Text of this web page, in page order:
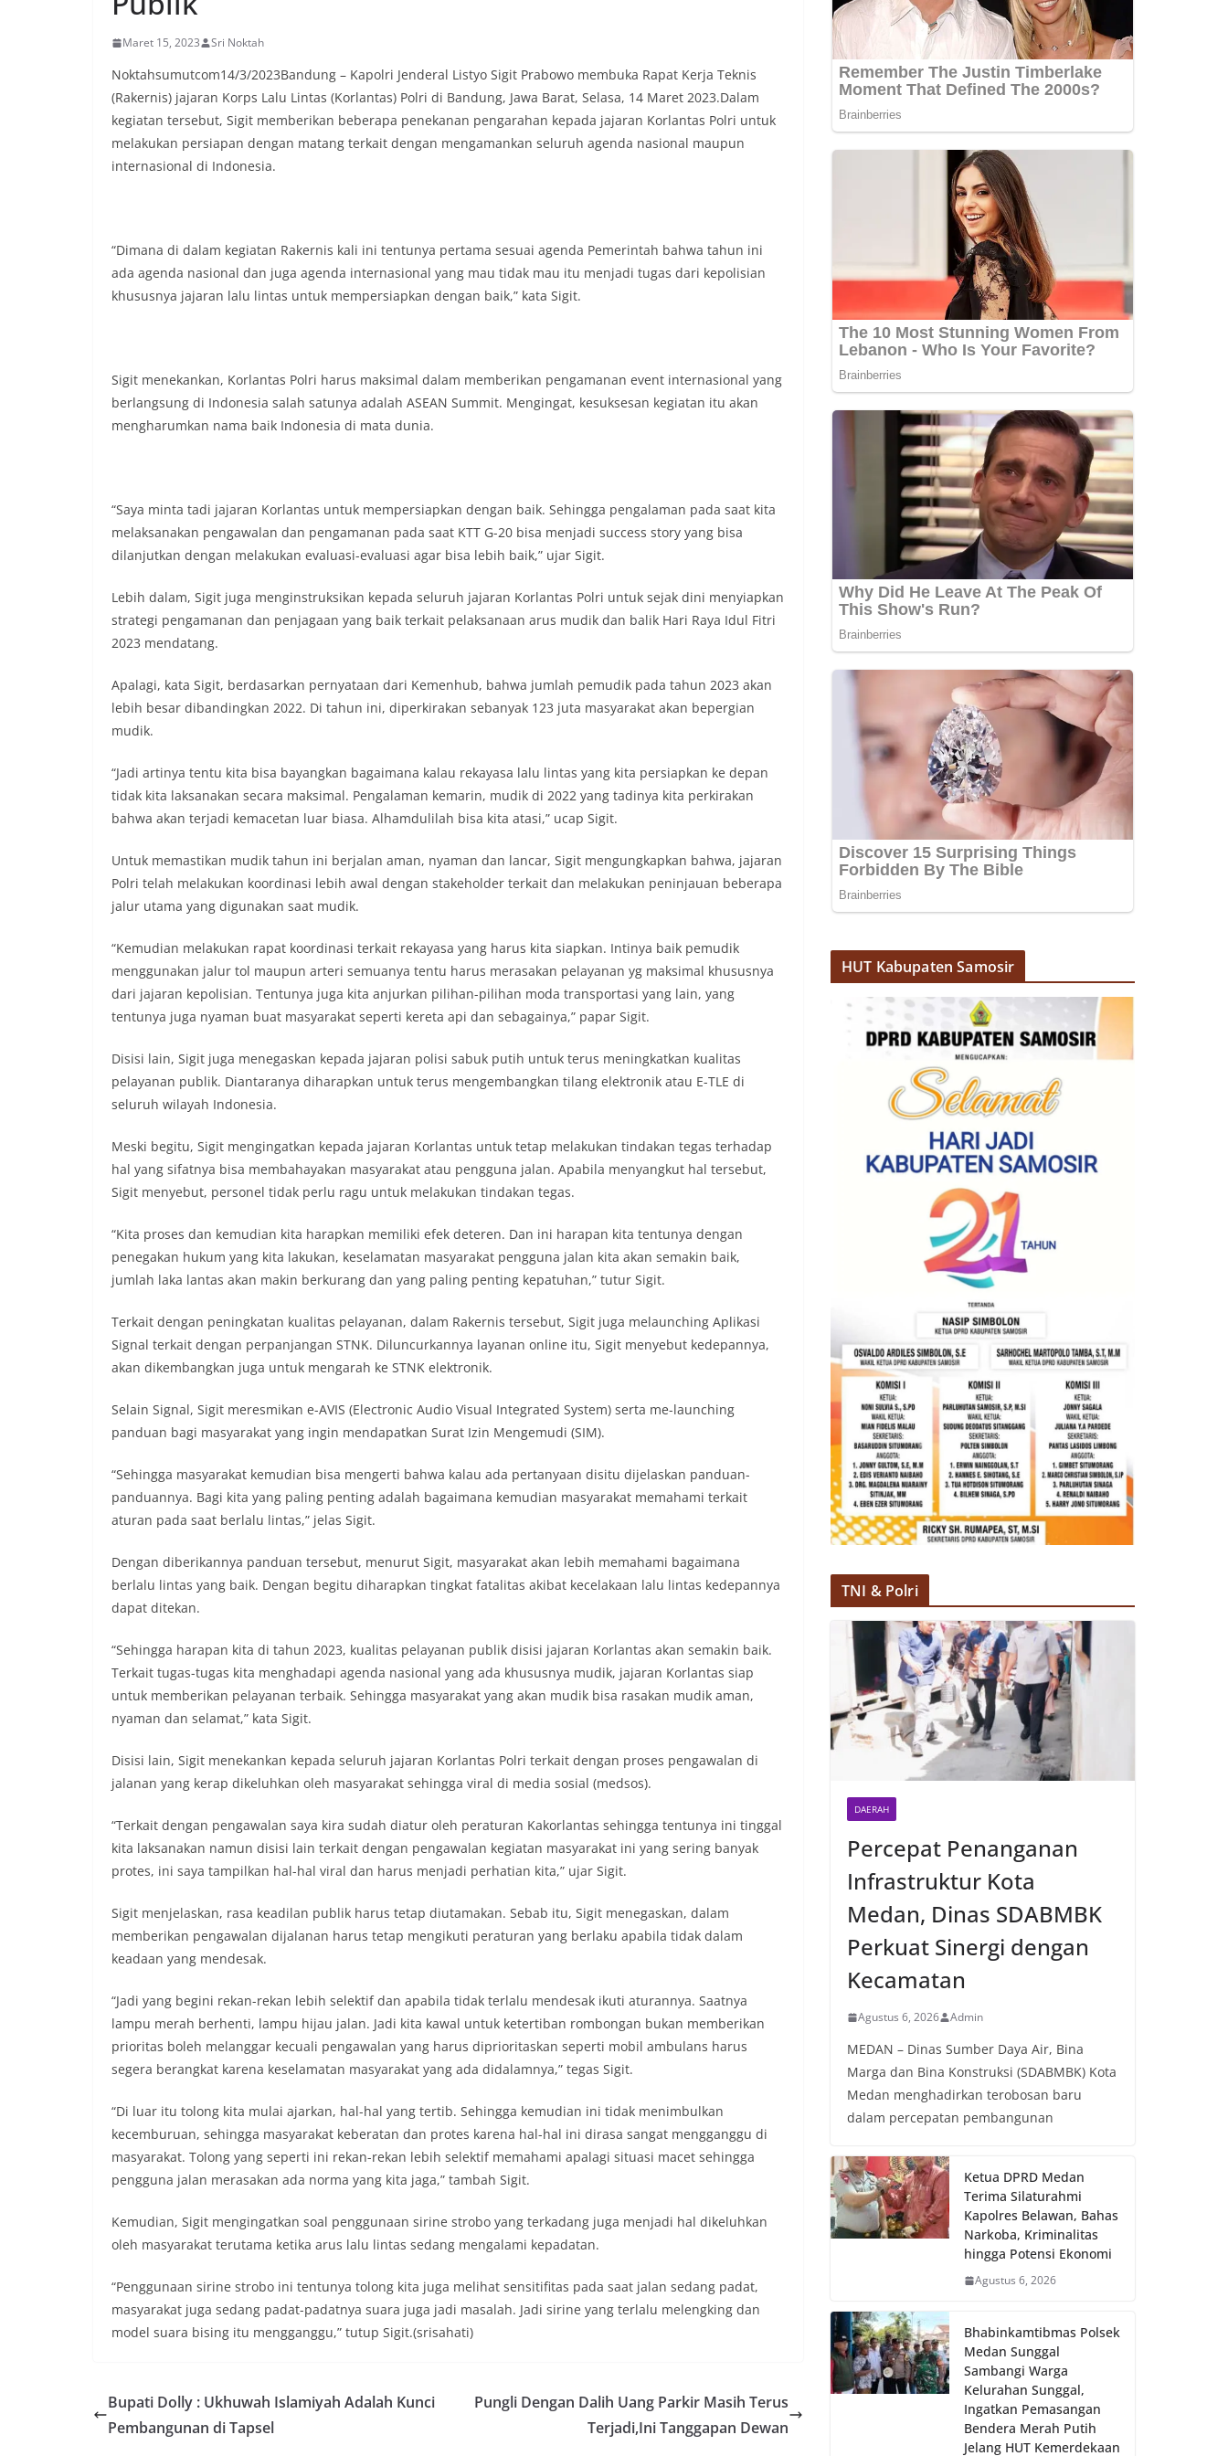
dalam kegiatan sambang ini adalah imbauan kepada
warga untuk memasang bendera Merah Putih secara
penuh, bukan setengah tiang, sebagai bentuk
penghormatan dan rasa cinta tanah air menjelang
perayaan HUT Kemerdekaan RI. Petugas mengingatkan
depan rumah masing-masing secara penuh. Ini adalah
bentuk penghormatan kita bersama terhadap perjuangan
para pahlawan yang telah merebut kemerdekaan,” ujar
Aiptu Muliyadi Suraukur saat berdialog dengan warga.‎‎Ia
dikibarkan sebagai simbol kehormatan negara.‎‎‎Selain
menyampaikan imbauan terkait bendera, kegiatan
sambang DDS ini juga dimanfaatkan sebagai sarana
deteksi dini (early warning) guna mengantisipasi potensi
menghimpun informasi awal terkait situasi sosial, potensi
kerawanan, maupun hal-hal yang dapat mengganggu
kondusivitas wilayah, khususnya menjelang perayaan HUT
Kemerdekaan RI yang biasanya diwarnai dengan berbagai
ini, diharapkan potensi gangguan keamanan dapat
diantisipasi sejak awal sehingga situasi di Kelurahan
Sunggal tetap terjaga aman, tertib, dan kondusif hingga
Door to Door System ini merupakan salah satu bentuk
implementasi program Polri Presisi yang mengedepankan
penyampai informasi dan imbauan, tetapi juga sebagai
mitra masyarakat dalam menjaga keamanan lingkungan
secara bersama-sama.‎‎Kehadiran Bhabinkamtibmas di
mempererat hubungan kemitraan antara Polri dan
masyarakat, sekaligus membangun kesadaran kolektif
warga akan pentingnya menjaga keamanan, ketertiban,
dan kekompakan lingkungan, khususnya dalam
Republik Indonesia.‎Kegiatan sambang ini rencananya akan
terus dilaksanakan secara rutin oleh Bhabinkamtibmas di
wilayah Kelurahan Sunggal sebagai bagian dari upaya
menciptakan situasi Kamtibmas yang aman dan kondusif,
sekaligus menumbuhkan semangat nasionalisme warga
Bhabinkamtibmas Polsek Medan Sunggal Sambangi Warga
Kelurahan Sunggal, Ingatkan Pemasangan Bendera Merah
Putih Jelang HUT Kemerdekaan RI‎‎Medan, 5 Agustus 2026
Bhabinkamtibmas Kelurahan Sunggal, Aiptu Muliyadi
Suraukur, melaksanakan kegiatan sambang Door to Door
System (DDS) kepada warga di wilayah Kelurahan Sunggal,
Kecamatan Medan Sunggal, pada Rabu
09.00 WIB hingga selesai, menyasar rumah-rumah warga
di beberapa lingkungan yang ada di kelurahan
tersebut.‎Sambang Langsung ke Rumah Warga‎Dalam
kegiatan ini, Aiptu Muliyadi Suraukur mendatangi warga
silaturahmi sekaligus menyampaikan pesan-pesan
kamtibmas. Kehadiran petugas disambut baik oleh warga,
yang sebagian besar tengah bersiap menyambut
persiapan di lingkungan masing-masing.‎Dalam dialog yang
berlangsung akrab, Bhabinkamtibmas menyapa warga,
menanyakan kondisi keamanan dan kenyamanan
komunikasi dua arah agar warga dapat menyampaikan
keluhan maupun informasi terkait situasi kamtibmas di
sekitar mereka.‎‎‎Salah satu poin utama yang disampaikan
dalam kegiatan sambang ini adalah imbauan kepada
penuh, bukan setengah tiang, sebagai bentuk
penghormatan dan rasa cinta tanah air menjelang
memperingati hari bersejarah bangsa Indonesia.‎‎”Kami
mengimbau kepada seluruh warga agar mulai
mempersiapkan dan memasang bendera Merah Putih di
depan rumah masing-masing secara penuh. Ini adalah
bentuk penghormatan kita bersama terhadap perjuangan
Aiptu Muliyadi Suraukur saat berdialog dengan warga.‎‎Ia
juga menambahkan agar warga memperhatikan kondisi
dalam keadaan bersih, tidak sobek, dan layak untuk
dikibarkan sebagai simbol kehormatan negara.‎‎‎Selain
menyampaikan imbauan terkait bendera, kegiatan
sambang DDS ini juga dimanfaatkan sebagai sarana
gangguan keamanan dan ketertiban masyarakat
(Kamtibmas) di lingkungan tempat tinggal warga. Melalui
interaksi langsung tersebut, Bhabinkamtibmas dapat
kondusivitas wilayah, khususnya menjelang perayaan HUT
Kemerdekaan RI yang biasanya diwarnai dengan berbagai
kegiatan dan keramaian warga.‎‎Dengan adanya deteksi dini
ini, diharapkan potensi gangguan keamanan dapat
diantisipasi sejak awal sehingga situasi di Kelurahan
puncak perayaan HUT Kemerdekaan RI berlangsung.‎‎Wujud
Kedekatan Polri dengan Masyarakat‎Kegiatan sambang
Door to Door System ini merupakan salah satu bentuk
implementasi program Polri Presisi yang mengedepankan
kehadiran dan kedekatan personel Kepolisian dengan
Bhabinkamtibmas tidak hanya berperan sebagai
penyampai informasi dan imbauan, tetapi juga sebagai
secara bersama-sama.‎‎Kehadiran Bhabinkamtibmas di
tengah-tengah warga diharapkan dapat semakin
mempererat hubungan kemitraan antara Polri dan
masyarakat, sekaligus membangun kesadaran kolektif
Republik Indonesia.‎Kegiatan sambang ini rencananya akan
terus dilaksanakan secara rutin oleh Bhabinkamtibmas di
wilayah Kelurahan Sunggal sebagai bagian dari upaya
Maret 15, 2023 Sri Noktah
Noktahsumutcom14/3/2023Bandung – Kapolri Jenderal Listyo Sigit Prabowo membuka Rapat Kerja Teknis
(Rakernis) jajaran Korps Lalu Lintas (Korlantas) Polri di Bandung, Jawa Barat, Selasa, 14 Maret 2023.Dalam
kegiatan tersebut, Sigit memberikan beberapa penekanan pengarahan kepada jajaran Korlantas Polri untuk
melakukan persiapan dengan matang terkait dengan mengamankan seluruh agenda nasional maupun
internasional di Indonesia.
“Dimana di dalam kegiatan Rakernis kali ini tentunya pertama sesuai agenda Pemerintah bahwa tahun ini
ada agenda nasional dan juga agenda internasional yang mau tidak mau itu menjadi tugas dari kepolisian
khususnya jajaran lalu lintas untuk mempersiapkan dengan baik,” kata Sigit.
Sigit menekankan, Korlantas Polri harus maksimal dalam memberikan pengamanan event internasional yang
berlangsung di Indonesia salah satunya adalah ASEAN Summit. Mengingat, kesuksesan kegiatan itu akan
mengharumkan nama baik Indonesia di mata dunia.
“Saya minta tadi jajaran Korlantas untuk mempersiapkan dengan baik. Sehingga pengalaman pada saat kita
melaksanakan pengawalan dan pengamanan pada saat KTT G-20 bisa menjadi success story yang bisa
dilanjutkan dengan melakukan evaluasi-evaluasi agar bisa lebih baik,” ujar Sigit.
Lebih dalam, Sigit juga menginstruksikan kepada seluruh jajaran Korlantas Polri untuk sejak dini menyiapkan
strategi pengamanan dan penjagaan yang baik terkait pelaksanaan arus mudik dan balik Hari Raya Idul Fitri
2023 mendatang.
Apalagi, kata Sigit, berdasarkan pernyataan dari Kemenhub, bahwa jumlah pemudik pada tahun 2023 akan
lebih besar dibandingkan 2022. Di tahun ini, diperkirakan sebanyak 123 juta masyarakat akan bepergian
mudik.
“Jadi artinya tentu kita bisa bayangkan bagaimana kalau rekayasa lalu lintas yang kita persiapkan ke depan
tidak kita laksanakan secara maksimal. Pengalaman kemarin, mudik di 2022 yang tadinya kita perkirakan
bahwa akan terjadi kemacetan luar biasa. Alhamdulilah bisa kita atasi,” ucap Sigit.
Untuk memastikan mudik tahun ini berjalan aman, nyaman dan lancar, Sigit mengungkapkan bahwa, jajaran
Polri telah melakukan koordinasi lebih awal dengan stakeholder terkait dan melakukan peninjauan beberapa
jalur utama yang digunakan saat mudik.
“Kemudian melakukan rapat koordinasi terkait rekayasa yang harus kita siapkan. Intinya baik pemudik
menggunakan jalur tol maupun arteri semuanya tentu harus merasakan pelayanan yg maksimal khususnya
dari jajaran kepolisian. Tentunya juga kita anjurkan pilihan-pilihan moda transportasi yang lain, yang
tentunya juga nyaman buat masyarakat seperti kereta api dan sebagainya,” papar Sigit.
Disisi lain, Sigit juga menegaskan kepada jajaran polisi sabuk putih untuk terus meningkatkan kualitas
pelayanan publik. Diantaranya diharapkan untuk terus mengembangkan tilang elektronik atau E-TLE di
seluruh wilayah Indonesia.
Meski begitu, Sigit mengingatkan kepada jajaran Korlantas untuk tetap melakukan tindakan tegas terhadap
hal yang sifatnya bisa membahayakan masyarakat atau pengguna jalan. Apabila menyangkut hal tersebut,
Sigit menyebut, personel tidak perlu ragu untuk melakukan tindakan tegas.
“Kita proses dan kemudian kita harapkan memiliki efek deteren. Dan ini harapan kita tentunya dengan
penegakan hukum yang kita lakukan, keselamatan masyarakat pengguna jalan kita akan semakin baik,
jumlah laka lantas akan makin berkurang dan yang paling penting kepatuhan,” tutur Sigit.
Terkait dengan peningkatan kualitas pelayanan, dalam Rakernis tersebut, Sigit juga melaunching Aplikasi
Signal terkait dengan perpanjangan STNK. Diluncurkannya layanan online itu, Sigit menyebut kedepannya,
akan dikembangkan juga untuk mengarah ke STNK elektronik.
Selain Signal, Sigit meresmikan e-AVIS (Electronic Audio Visual Integrated System) serta me-launching
panduan bagi masyarakat yang ingin mendapatkan Surat Izin Mengemudi (SIM).
“Sehingga masyarakat kemudian bisa mengerti bahwa kalau ada pertanyaan disitu dijelaskan panduan-
panduannya. Bagi kita yang paling penting adalah bagaimana kemudian masyarakat memahami terkait
aturan pada saat berlalu lintas,” jelas Sigit.
Dengan diberikannya panduan tersebut, menurut Sigit, masyarakat akan lebih memahami bagaimana
berlalu lintas yang baik. Dengan begitu diharapkan tingkat fatalitas akibat kecelakaan lalu lintas kedepannya
dapat ditekan.
“Sehingga harapan kita di tahun 2023, kualitas pelayanan publik disisi jajaran Korlantas akan semakin baik.
Terkait tugas-tugas kita menghadapi agenda nasional yang ada khususnya mudik, jajaran Korlantas siap
untuk memberikan pelayanan terbaik. Sehingga masyarakat yang akan mudik bisa rasakan mudik aman,
nyaman dan selamat,” kata Sigit.
Disisi lain, Sigit menekankan kepada seluruh jajaran Korlantas Polri terkait dengan proses pengawalan di
jalanan yang kerap dikeluhkan oleh masyarakat sehingga viral di media sosial (medsos).
“Terkait dengan pengawalan saya kira sudah diatur oleh peraturan Kakorlantas sehingga tentunya ini tinggal
kita laksanakan namun disisi lain terkait dengan pengawalan kegiatan masyarakat ini yang sering banyak
protes, ini saya tampilkan hal-hal viral dan harus menjadi perhatian kita,” ujar Sigit.
Sigit menjelaskan, rasa keadilan publik harus tetap diutamakan. Sebab itu, Sigit menegaskan, dalam
memberikan pengawalan dijalanan harus tetap mengikuti peraturan yang berlaku apabila tidak dalam
keadaan yang mendesak.
“Jadi yang begini rekan-rekan lebih selektif dan apabila tidak terlalu mendesak ikuti aturannya. Saatnya
lampu merah berhenti, lampu hijau jalan. Jadi kita kawal untuk ketertiban rombongan bukan memberikan
prioritas boleh melanggar kecuali pengawalan yang harus diprioritaskan seperti mobil ambulans harus
segera berangkat karena keselamatan masyarakat yang ada didalamnya,” tegas Sigit.
“Di luar itu tolong kita mulai ajarkan, hal-hal yang tertib. Sehingga kemudian ini tidak menimbulkan
kecemburuan, sehingga masyarakat keberatan dan protes karena hal-hal ini dirasa sangat mengganggu di
masyarakat. Tolong yang seperti ini rekan-rekan lebih selektif memahami apalagi situasi macet sehingga
pengguna jalan merasakan ada norma yang kita jaga,” tambah Sigit.
Kemudian, Sigit mengingatkan soal penggunaan sirine strobo yang terkadang juga menjadi hal dikeluhkan
oleh masyarakat terutama ketika arus lalu lintas sedang mengalami kepadatan.
“Penggunaan sirine strobo ini tentunya tolong kita juga melihat sensitifitas pada saat jalan sedang padat,
masyarakat juga sedang padat-padatnya suara juga jadi masalah. Jadi sirine yang terlalu melengking dan
model suara bising itu mengganggu,” tutup Sigit.(srisahati)
Bupati Dolly : Ukhuwah Islamiyah Adalah Kunci
Pembangunan di Tapsel
Pungli Dengan Dalih Uang Parkir Masih Terus
Terjadi,Ini Tanggapan Dewan
HUT Kabupaten Samosir
TNI & Polri
DAERAH
Percepat Penanganan
Infrastruktur Kota
Medan, Dinas SDABMBK
Perkuat Sinergi dengan
Kecamatan
Agustus 6, 2026 Admin
MEDAN – Dinas Sumber Daya Air, Bina
Marga dan Bina Konstruksi (SDABMBK) Kota
Medan menghadirkan terobosan baru
dalam percepatan pembangunan
Ketua DPRD Medan
Terima Silaturahmi
Kapolres Belawan, Bahas
Narkoba, Kriminalitas
hingga Potensi Ekonomi
Agustus 6, 2026
Bhabinkamtibmas Polsek
Medan Sunggal
Sambangi Warga
Kelurahan Sunggal,
Ingatkan Pemasangan
Bendera Merah Putih
Jelang HUT Kemerdekaan